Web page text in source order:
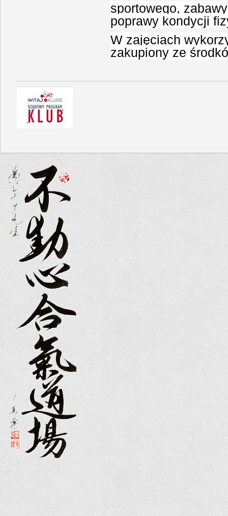
sportowego,
poprawy kondycji
W zajęciach
zakupiony ze